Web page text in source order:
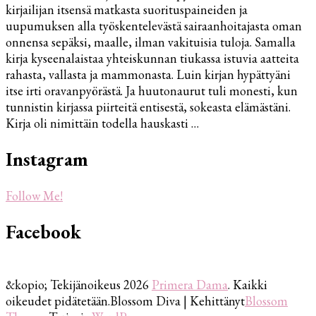
parhaiten,
jos
sieltä
ei
sinkoilla
irti.
Vaan
uskaltaisitko
kirjailijan itsensä matkasta suorituspaineiden ja
uupumuksen alla työskentelevästä sairaanhoitajasta oman
onnensa sepäksi, maalle, ilman vakituisia tuloja. Samalla
kirja kyseenalaistaa yhteiskunnan tiukassa istuvia aatteita
rahasta, vallasta ja mammonasta. Luin kirjan hypättyäni
itse irti oravanpyörästä. Ja huutonaurut tuli monesti, kun
tunnistin kirjassa piirteitä entisestä, sokeasta elämästäni.
Kirja oli nimittäin todella hauskasti …
Instagram
Follow Me!
Facebook
&kopio; Tekijänoikeus 2026 Primera Dama. Kaikki
oikeudet pidätetään.Blossom Diva | KehittänytBlossom